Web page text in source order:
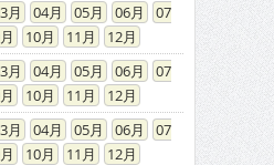
04 05 06
07
10 11
12
04 05 06
07
10 11
12
04 05 06
07
10 11
12